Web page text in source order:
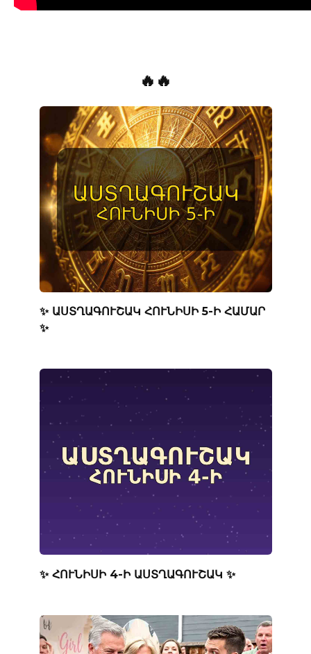
🔥🔥
✨ ԱՍՏՂԱԳՈՒՇԱԿ ՀՈՒՆԻՍԻ 5-Ի ՀԱՄԱՐ
✨
✨ ՀՈՒՆԻՍԻ 4-Ի ԱՍՏՂԱԳՈՒՇԱԿ ✨